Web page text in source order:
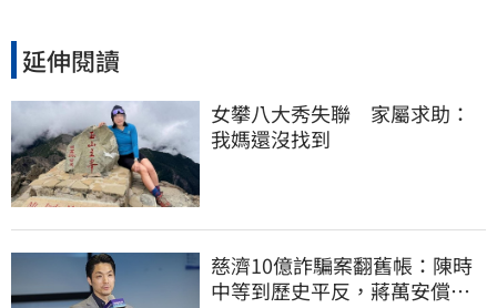
延伸閱讀
女攀八大秀失聯　家屬求助：
我媽還沒找到
慈濟10億詐騙案翻舊帳：陳時
中等到歷史平反，蔣萬安償還